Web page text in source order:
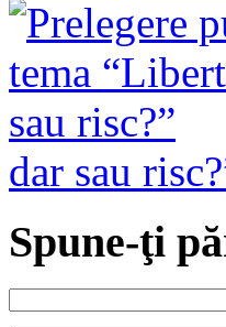
dar sau
Spune-ţi